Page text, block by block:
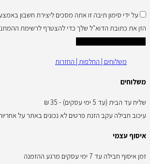
על ידי סימון תיבה זו אתה מסכים ליצירת חשבון
הזן את כתובת הדוא"ל שלך כדי להצטרף לרשימת
משלוחים | החלפות | החזרות
משלוחים
שליח עד הבית (עד 5 ימי עסקים) - 35 ₪
עיכוב חבילה עקב הזנת פרטים לא נכונים באתר על
איסוף עצמי
זמן איסוף חבילה עד 7 ימי עסקים מרגע ההזמנה